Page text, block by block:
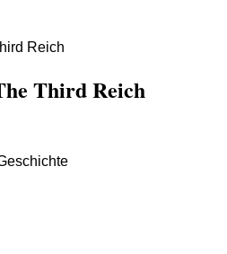
Reich
Third Reich